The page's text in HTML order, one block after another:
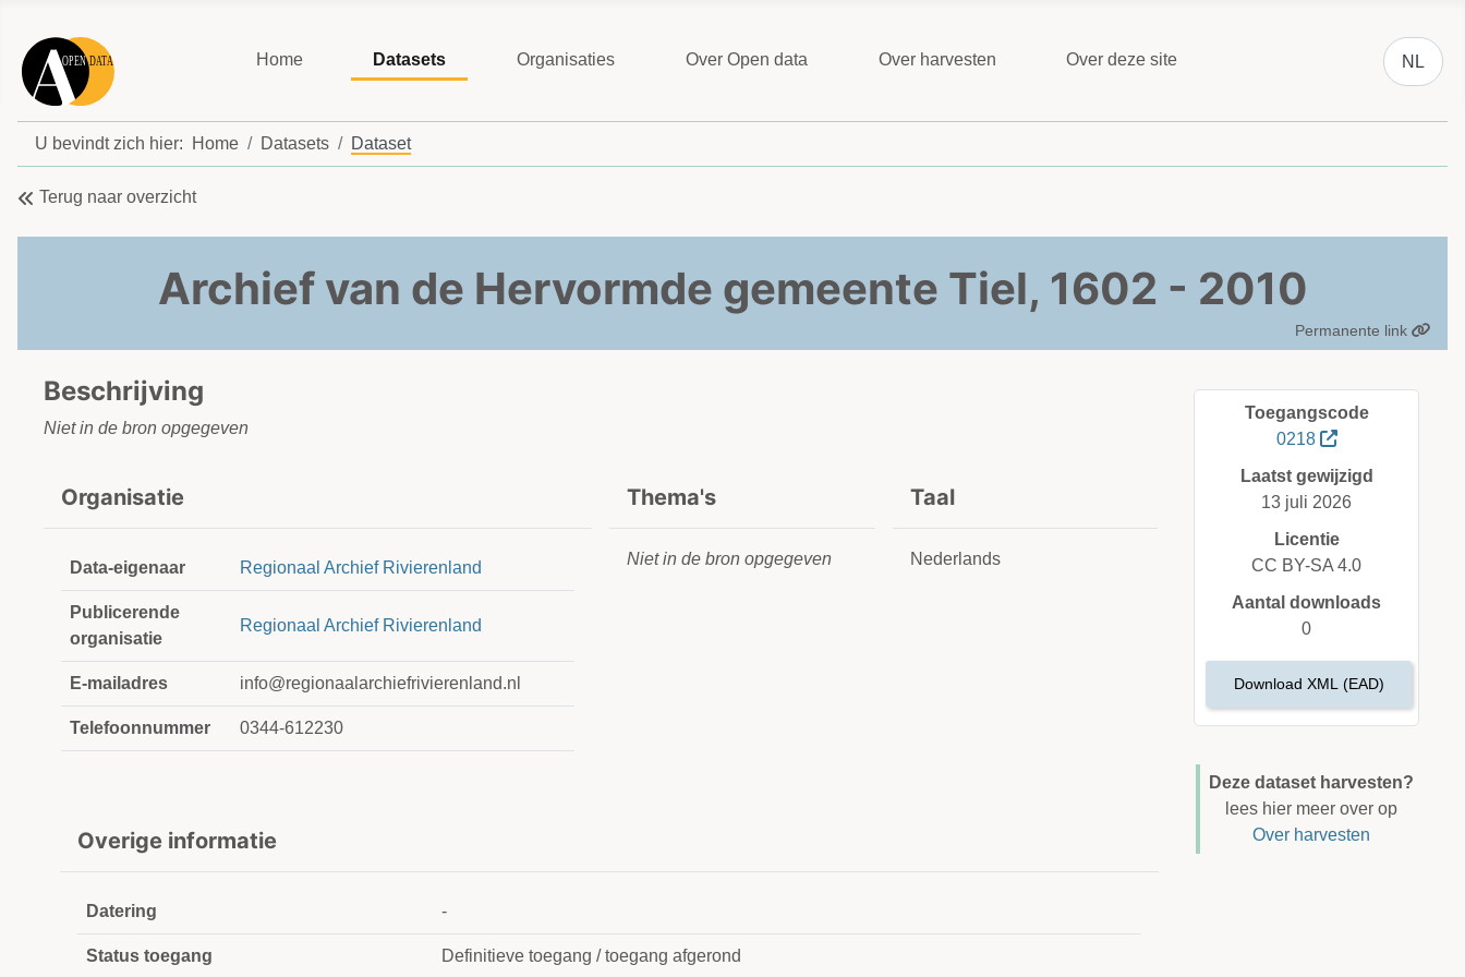
Home Datasets Organisaties Over Open data Over harvesten Over deze site
Selecteer
NL
U bevindt zich hier: Home Datasets Dataset
Terug naar overzicht
Archief van de Hervormde gemeente Tiel, 1602 - 2010
Permanente link
Beschrijving
Niet in de bron opgegeven
Organisatie
Data-eigenaar Regionaal Archief Rivierenland
Publicerende
organisatie
Regionaal Archief Rivierenland
E-mailadres info@regionaalarchiefrivierenland.nl
Telefoonnummer 0344-612230
Thema's
Niet in de bron opgegeven
Taal
Nederlands
Overige informatie
Datering -
Status toegang Definitieve toegang / toegang afgerond
Toegangscode
0218
Laatst gewijzigd
13 juli 2026
Licentie
CC BY-SA 4.0
Aantal downloads
0
Download XML (EAD)
Deze dataset harvesten?
lees hier meer over op
Over harvesten